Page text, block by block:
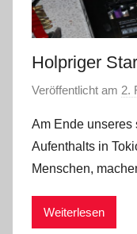
Holpriger
Veröffentlicht am 2.
Am Ende unseres
Aufenthalts in
Menschen,
Weiterlesen